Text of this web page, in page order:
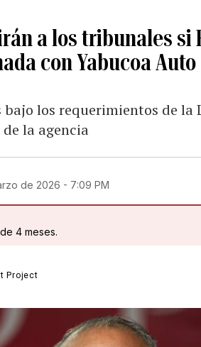
a los tribunales si
con Yabucoa
los requerimientos de la
la agencia
de 2026 - 7:09 PM
4 meses.